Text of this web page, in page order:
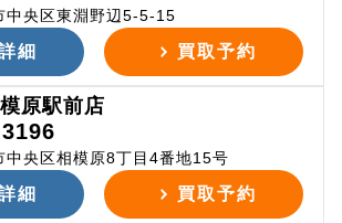
中央区東淵野辺5-5-15
細 買取予約
原駅前店
中央区相模原8丁目4番地15号
細 買取予約